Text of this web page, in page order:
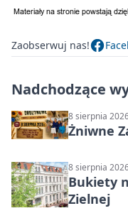
Zaobserwuj nas!
Nadchodzące
8 sierpnia
Żniwne
8 sierpnia
Bukiety
Zielnej